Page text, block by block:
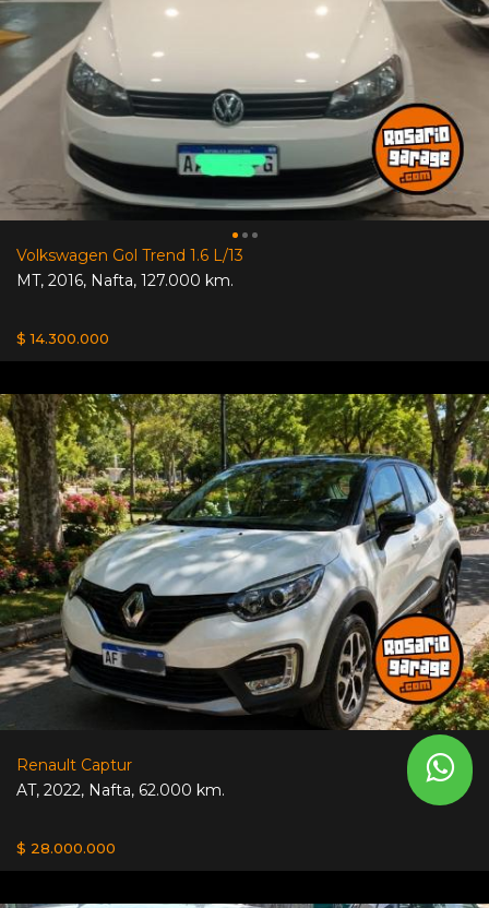
Volkswagen Gol Trend 1.6 L/13
MT, 2016, Nafta, 127.000 km.
$ 14.300.000
Renault Captur
AT, 2022, Nafta, 62.000 km.
$ 28.000.000